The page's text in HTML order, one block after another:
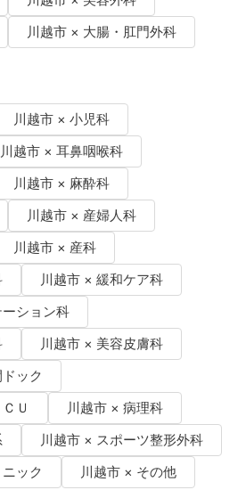
川越市 × 大腸・肛門外科
川越市 × 小児科
川越市 × 耳鼻咽喉科
川越市 × 麻酔科
川越市 × 産婦人科
川越市 × 産科
川越市 × 緩和ケア科
ション科
川越市 × 美容皮膚科
ック
Ｕ
川越市 × 病理科
川越市 × スポーツ整形外科
ック
川越市 × その他